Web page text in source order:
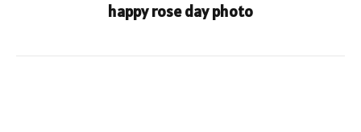
happy rose day photo